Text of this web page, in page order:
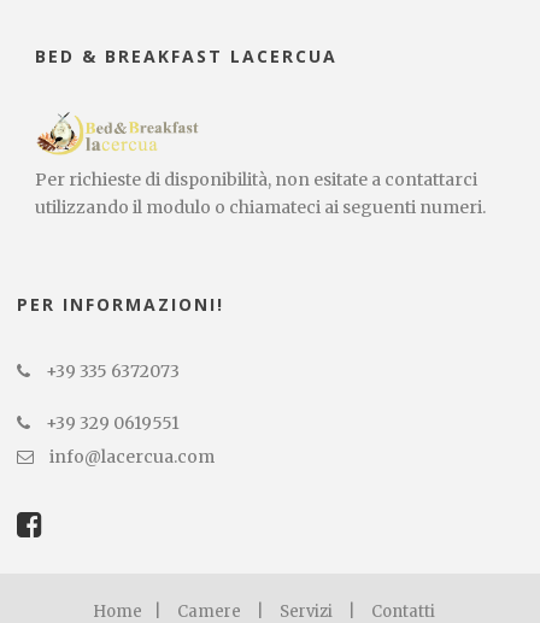
BED & BREAKFAST LACERCUA
Per richieste di disponibilità, non esitate a contattarci
utilizzando il modulo o chiamateci ai seguenti numeri.
PER INFORMAZIONI!
+39 335 6372073
+39 329 0619551
info@lacercua.com
Home Camere Servizi Contatti